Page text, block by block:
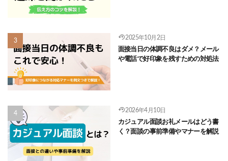
2025年10月2日
面接当日の体調不良はダメ？メール
や電話で好印象を残すための対処法
2026年4月10日
カジュアル面談お礼メールはどう書
く？面談の事前準備やマナーを解説